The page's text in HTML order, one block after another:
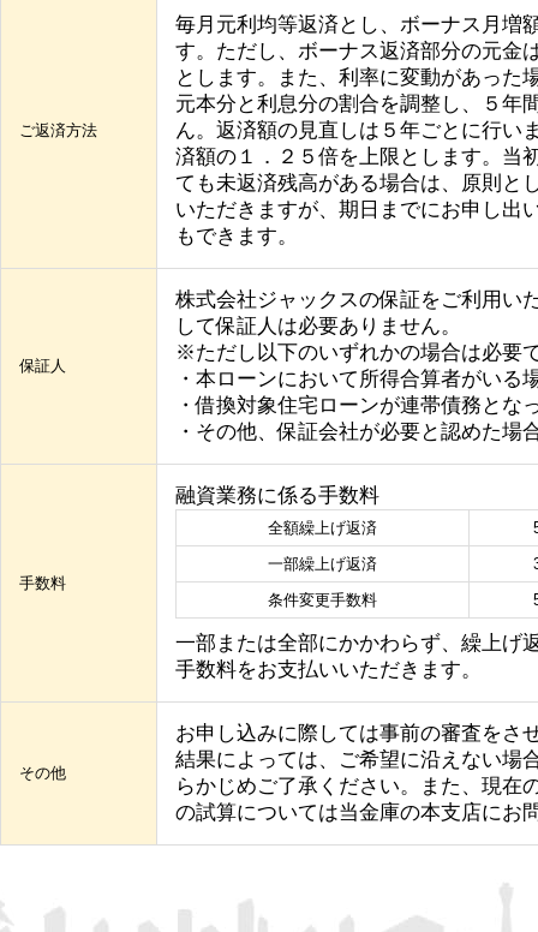
ご返済方法
毎月元利均等返済とし、ボーナス月増
す。ただし、ボーナス返済部分の元金
とします。また、利率に変動があった
元本分と利息分の割合を調整し、５年
ん。返済額の見直しは５年ごとに行い
済額の１．２５倍を上限とします。当
ても未返済残高がある場合は、原則と
いただきますが、期日までにお申し出
もできます。
保証人
株式会社ジャックスの保証をご利用い
して保証人は必要ありません。
※ただし以下のいずれかの場合は必要
・本ローンにおいて所得合算者がいる
・借換対象住宅ローンが連帯債務とな
・その他、保証会社が必要と認めた場
手数料
融資業務に係る手数料
全額繰上げ返済
一部繰上げ返済
条件変更手数料
一部または全部にかかわらず、繰上げ
手数料をお支払いいただきます。
その他
お申し込みに際しては事前の審査をさ
結果によっては、ご希望に沿えない場
らかじめご了承ください。また、現在
の試算については当金庫の本支店にお